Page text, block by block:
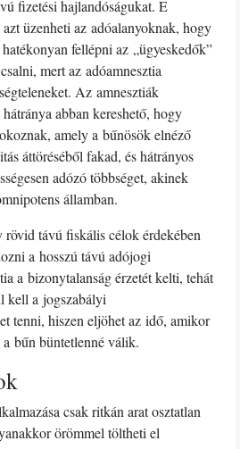
fizetési hajlandóságukat. E
üzenheti az adóalanyoknak, hogy
fellépni az „ügyeskedők”
mert az adóamnesztia
Az amnesztiák
abban kereshető, hogy
amely a bűnösök elnéző
áttöréséből fakad, és hátrányos
adózó többséget, akinek
államban.
rövid távú fiskális célok érdekében
a hosszú távú adójogi
a bizonytalanság érzetét kelti, tehát
kell a jogszabályi
tenni, hiszen eljöhet az idő, amikor
bűn büntetlenné válik.
csak ritkán arat osztatlan
örömmel töltheti el